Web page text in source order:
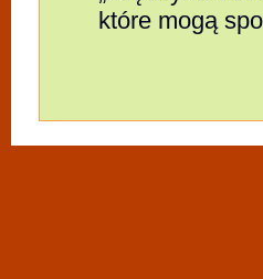
które mogą